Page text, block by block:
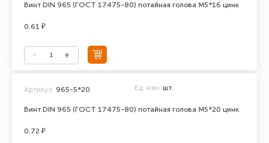
Винт DIN 965 (ГОСТ 17475-80) потайная голова М5*16 цинк
0.61 ₽
Винт DIN 965 (ГОСТ 17475-80) потайная голова М5*20 цинк
Артикул: 965-5*20 Ед. изм. шт.
0.72 ₽